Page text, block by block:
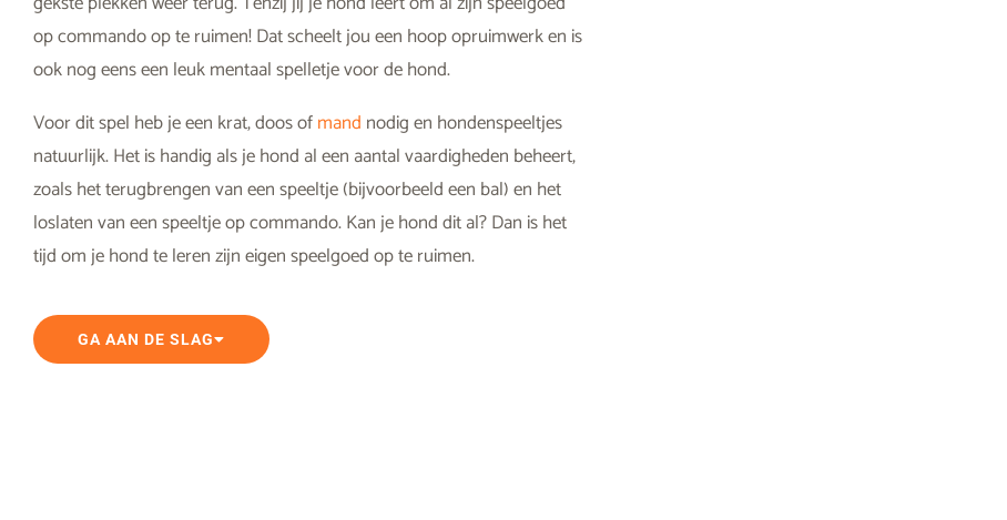
op commando op te ruimen! Dat scheelt jou een hoop opruimwerk en is
ook nog eens een leuk mentaal spelletje voor de hond.
Voor dit spel heb je een krat, doos ofmand nodig en hondenspeeltjes
natuurlijk. Het is handig als je hond al een aantal vaardigheden beheert,
zoals het terugbrengen van een speeltje (bijvoorbeeld een bal) en het
loslaten van een speeltje op commando. Kan je hond dit al? Dan is het
tijd om je hond te leren zijn eigen speelgoed op te ruimen.
GA AAN DE SLAG